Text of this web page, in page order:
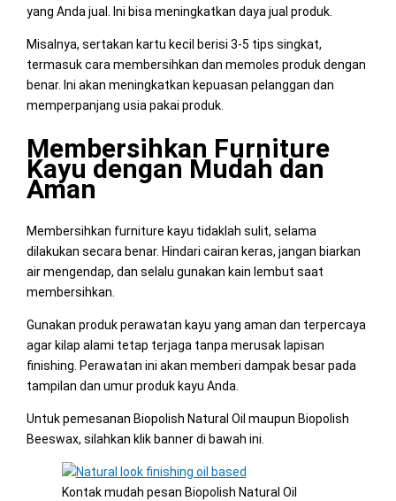
yang Anda jual. Ini bisa meningkatkan daya jual produk.
Misalnya, sertakan kartu kecil berisi 3-5 tips singkat,
termasuk cara membersihkan dan memoles produk dengan
benar. Ini akan meningkatkan kepuasan pelanggan dan
memperpanjang usia pakai produk.
Membersihkan Furniture
Kayu dengan Mudah dan
Aman
Membersihkan furniture kayu tidaklah sulit, selama
dilakukan secara benar. Hindari cairan keras, jangan biarkan
air mengendap, dan selalu gunakan kain lembut saat
membersihkan.
Gunakan produk perawatan kayu yang aman dan terpercaya
agar kilap alami tetap terjaga tanpa merusak lapisan
finishing. Perawatan ini akan memberi dampak besar pada
tampilan dan umur produk kayu Anda.
Untuk pemesanan Biopolish Natural Oil maupun Biopolish
Beeswax, silahkan klik banner di bawah ini.
Kontak mudah pesan Biopolish Natural Oil